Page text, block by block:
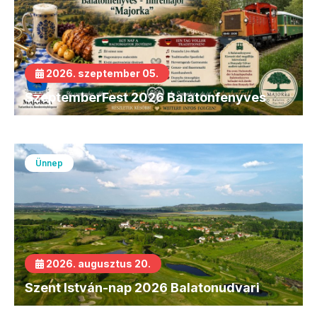
2026. szeptember 05.
SzeptemberFest 2026 Balatonfenyves
Ünnep
2026. augusztus 20.
Szent István-nap 2026 Balatonudvari